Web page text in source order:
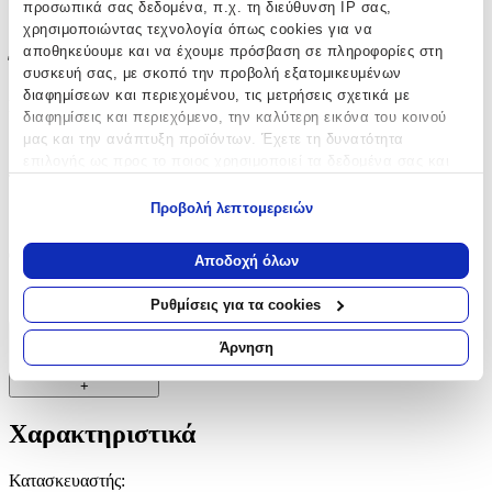
προσωπικά σας δεδομένα, π.χ. τη διεύθυνση IP σας,
χρησιμοποιώντας τεχνολογία όπως cookies για να
αποθηκεύουμε και να έχουμε πρόσβαση σε πληροφορίες στη
συσκευή σας, με σκοπό την προβολή εξατομικευμένων
διαφημίσεων και περιεχομένου, τις μετρήσεις σχετικά με
διαφημίσεις και περιεχόμενο, την καλύτερη εικόνα του κοινού
μας και την ανάπτυξη προϊόντων. Έχετε τη δυνατότητα
Να συλλέξουμε πληροφορίες σχετικά με τη γεωγραφική
σας τοποθεσία, οι οποίες μπορεί να είναι ακριβείς σε
απόσταση μερικών μέτρων
Να αναγνωρίσουμε τη συσκευή σας σαρώνοντας ενεργά
για συγκεκριμένα χαρακτηριστικά (δακτυλικό αποτύπωμα)
Μάθετε περισσότερα σχετικά με τον τρόπο επεξεργασίας των
προσωπικών σας δεδομένων και καθορίστε τις προτιμήσεις σας
ανακαλέσετε τη συγκατάθεσή σας ανά πάσα στιγμή από τη
Δήλωση Cookies.
Προβολή λεπτομερειών
Αποδοχή όλων
Ρυθμίσεις για τα cookies
Άρνηση
Έξτρα Χαρακτηριστικά
Νυφικά:
Όχι
Clip
Όχι
+
Χαρακτηριστικά
Κατασκευαστής: